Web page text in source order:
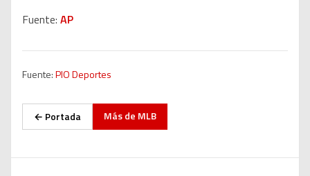
Fuente: AP
Fuente:PIO Deportes
← Portada Más de MLB